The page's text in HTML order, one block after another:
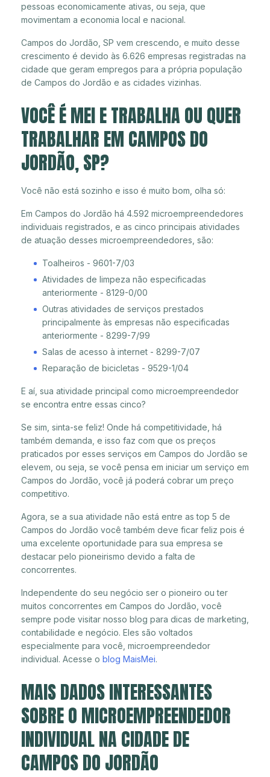
pessoas economicamente ativas, ou seja, que
movimentam a economia local e nacional.
Campos do Jordão, SP vem crescendo, e muito desse
crescimento é devido às 6.626 empresas registradas na
cidade que geram empregos para a própria população
de Campos do Jordão e as cidades vizinhas.
VOCÊ É MEI E TRABALHA OU QUER
TRABALHAR EM CAMPOS DO
JORDÃO, SP?
Você não está sozinho e isso é muito bom, olha só:
Em Campos do Jordão há 4.592 microempreendedores
individuais registrados, e as cinco principais atividades
de atuação desses microempreendedores, são:
Toalheiros - 9601-7/03
Atividades de limpeza não especificadas
anteriormente - 8129-0/00
Outras atividades de serviços prestados
principalmente às empresas não especificadas
anteriormente - 8299-7/99
Salas de acesso à internet - 8299-7/07
Reparação de bicicletas - 9529-1/04
E aí, sua atividade principal como microempreendedor
se encontra entre essas cinco?
Se sim, sinta-se feliz! Onde há competitividade, há
também demanda, e isso faz com que os preços
praticados por esses serviços em Campos do Jordão se
elevem, ou seja, se você pensa em iniciar um serviço em
Campos do Jordão, você já poderá cobrar um preço
competitivo.
Agora, se a sua atividade não está entre as top 5 de
Campos do Jordão você também deve ficar feliz pois é
uma excelente oportunidade para sua empresa se
destacar pelo pioneirismo devido a falta de
concorrentes.
Independente do seu negócio ser o pioneiro ou ter
muitos concorrentes em Campos do Jordão, você
sempre pode visitar nosso blog para dicas de marketing,
contabilidade e negócio. Eles são voltados
especialmente para você, microempreendedor
individual. Acesse o blog MaisMei.
MAIS DADOS INTERESSANTES
SOBRE O MICROEMPREENDEDOR
INDIVIDUAL NA CIDADE DE
CAMPOS DO JORDÃO